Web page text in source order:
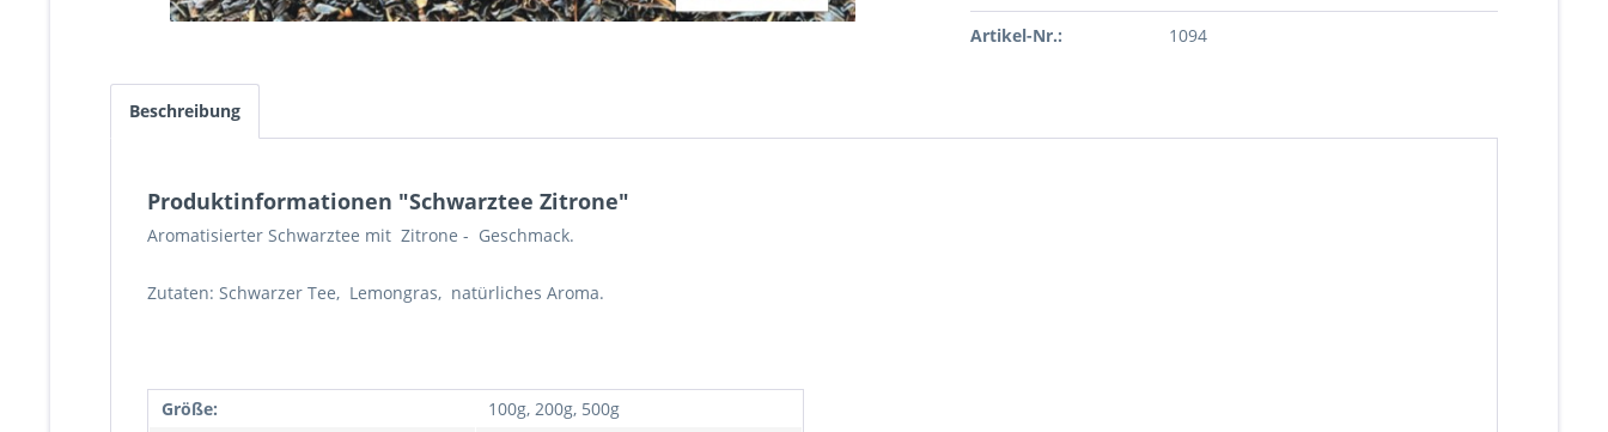
Artikel-Nr.: 1094
Beschreibung
Produktinformationen "Schwarztee Zitrone"
Aromatisierter Schwarztee mit Zitrone - Geschmack.
Zutaten: Schwarzer Tee, Lemongras, natürliches Aroma.
Größe: 100g, 200g, 500g